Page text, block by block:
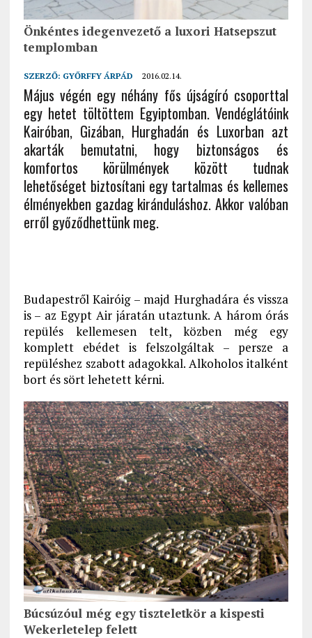
Önkéntes idegenvezető a luxori Hatsepszut
templomban
SZERZŐ: GYŐRFFY ÁRPÁD 2016.02.14.
Május végén egy néhány fős újságíró csoporttal
egy hetet töltöttem Egyiptomban. Vendéglátóink
Kairóban, Gizában, Hurghadán és Luxorban azt
akarták bemutatni, hogy biztonságos és
komfortos körülmények között tudnak
lehetőséget biztosítani egy tartalmas és kellemes
élményekben gazdag kiránduláshoz. Akkor valóban
erről győződhettünk meg.
Budapestről Kairóig – majd Hurghadára és vissza
is – az Egypt Air járatán utaztunk. A három órás
repülés kellemesen telt, közben még egy
komplett ebédet is felszolgáltak – persze a
repüléshez szabott adagokkal. Alkoholos italként
bort és sört lehetett kérni.
Búcsúzóul még egy tiszteletkör a kispesti
Wekerletelep felett